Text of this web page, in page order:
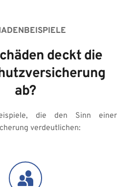
deckt die
ab?
die den Sinn einer
verdeutlichen: